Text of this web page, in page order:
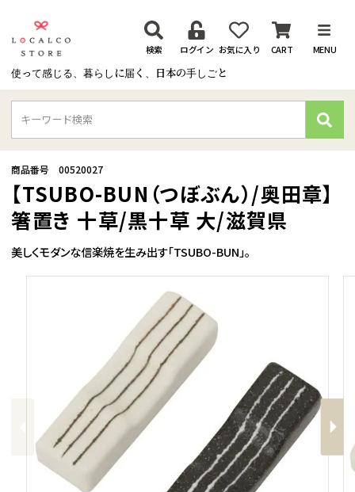
使って感じる、暮らしに届く、日本の手しごと
検索 ログイン お気に入り CART MENU
検
索
Previous
Next
美しくモダンな信楽焼を生み出す「TSUBO-BUN」。
【TSUBO-BUN（つぼぶん）/奥田章】
箸置き 十草/黒十草 大/滋賀県
商品番号 00520027